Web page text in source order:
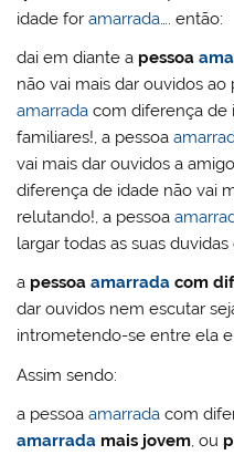
idade foramarrada…. então:
dai em diante a pessoa
não vai mais dar ouvidos
amarrada com diferença de
familiares!, a pessoa
vai mais dar ouvidos a
diferença de idade não vai
relutando!, a pessoa
largar todas as suas
a pessoaamarrada com
dar ouvidos nem escutar
intrometendo-se entre ela
Assim sendo:
a pessoaamarrada com
amarrada mais jovem, ou